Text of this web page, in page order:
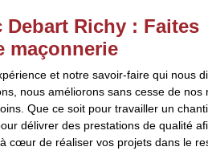
Debart Richy : Faites
maçonnerie
et notre savoir-faire qui nous
nous améliorons sans cesse de nos
Que ce soit pour travailler un
délivrer des prestations de qualité
cœur de réaliser vos projets dans le